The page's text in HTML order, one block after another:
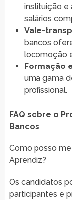
instituição e
salários
Vale-
bancos
locomoção
Formação
uma gama
profissional.
FAQ sobre o
Bancos
Como posso
Aprendiz?
Os candidatos
participantes e